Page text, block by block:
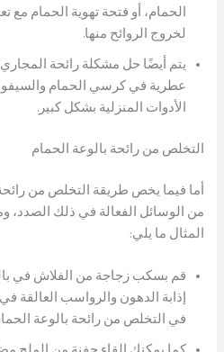
الحمام، أو فتحة تهوية الحمام مع
لخروج الروائح منها.
يتم أيضًا حل مشكلة رائحة
عطرية في كرسي الحمام
الأدوات المنزلية بشكل كبير.
التخلص من رائحة بالوعة الحمام
أما فيما يخص طريقة التخلص من
من الوسائل الفعالة في ذلك
المثال ما يلي:
قم بسكب زجاجة من الفلاش في
إذابة الدهون والرواسب العالقة
في التخلص من رائحة بالوعة